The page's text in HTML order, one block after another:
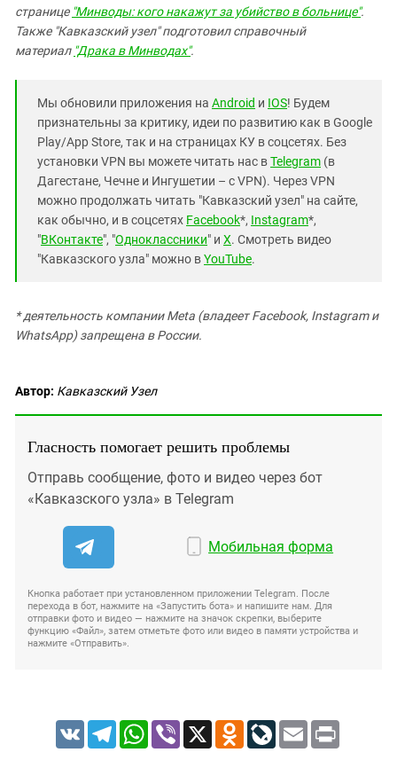
странице "Минводы: кого накажут за убийство в больнице".
Также "Кавказский узел" подготовил справочный
материал "Драка в Минводах".
Мы обновили приложения на Android и IOS! Будем
признательны за критику, идеи по развитию как в Google
Play/App Store, так и на страницах КУ в соцсетях. Без
установки VPN вы можете читать нас вTelegram (в
Дагестане, Чечне и Ингушетии – с VPN). Через VPN
можно продолжать читать "Кавказский узел" на сайте,
как обычно, и в соцсетях Facebook*, Instagram*,
"ВКонтакте", "Одноклассники" и X. Смотреть видео
"Кавказского узла" можно вYouTube.
* деятельность компании Meta (владеет Facebook, Instagram и
WhatsApp) запрещена в России.
Автор: Кавказский Узел
Гласность помогает решить проблемы
Отправь сообщение, фото и видео через бот
«Кавказского узла» в Telegram
Мобильная форма
Кнопка работает при установленном приложении Telegram. После
перехода в бот, нажмите на «Запустить бота» и напишите нам. Для
отправки фото и видео — нажмите на значок скрепки, выберите
функцию «Файл», затем отметьте фото или видео в памяти устройства и
нажмите «Отправить».
VK TelegramWhatsApp
Viber X Odnoklassniki
LiveJournal
Email Print